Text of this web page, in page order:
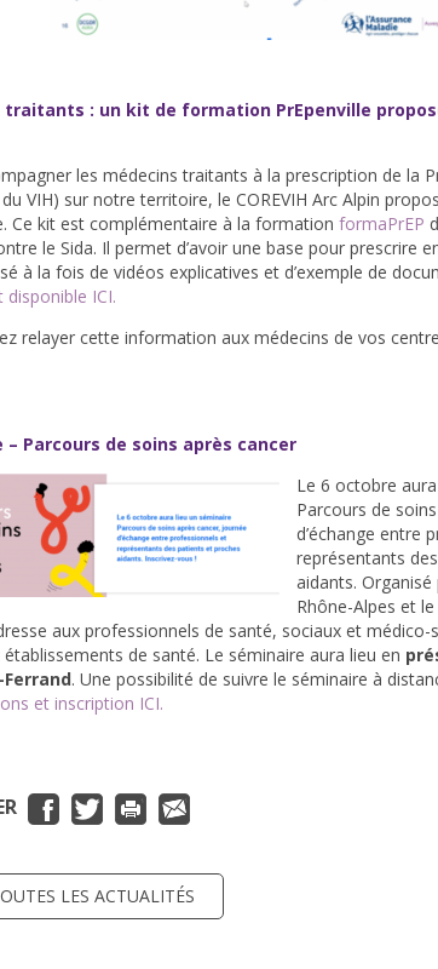
traitants : un kit de formation PrEpenville proposé
les médecins traitants à la prescription de la
VIH) sur notre territoire, le COREVIH Arc Alpin
Ce kit est complémentaire à la formation formaPrEP
le Sida. Il permet d’avoir une base pour prescrire
à la fois de vidéos explicatives et d’exemple de
disponible ICI.
relayer cette information aux médecins de vos
– Parcours de soins après cancer
Le 6 octobre
Parcours de
d’échange entre
représentants
aidants. Organisé
Rhône-Alpes et le
aux professionnels de santé, sociaux et
de santé. Le séminaire aura lieu en
. Une possibilité de suivre le séminaire à
et inscription ICI.
LES ACTUALITÉS